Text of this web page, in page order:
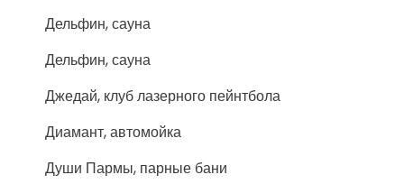
Дельфин, сауна
Дельфин, сауна
Джедай, клуб лазерного пейнтбола
Диамант, автомойка
Души Пармы, парные бани